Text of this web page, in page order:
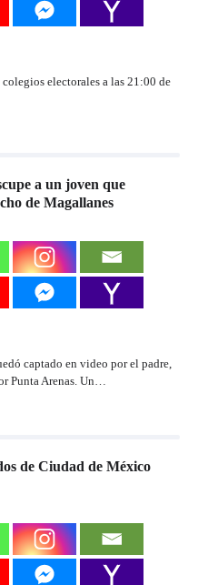
electorales a las 21:00 de
a un joven que
de Magallanes
captado en video por el padre,
Punta Arenas. Un…
de Ciudad de México